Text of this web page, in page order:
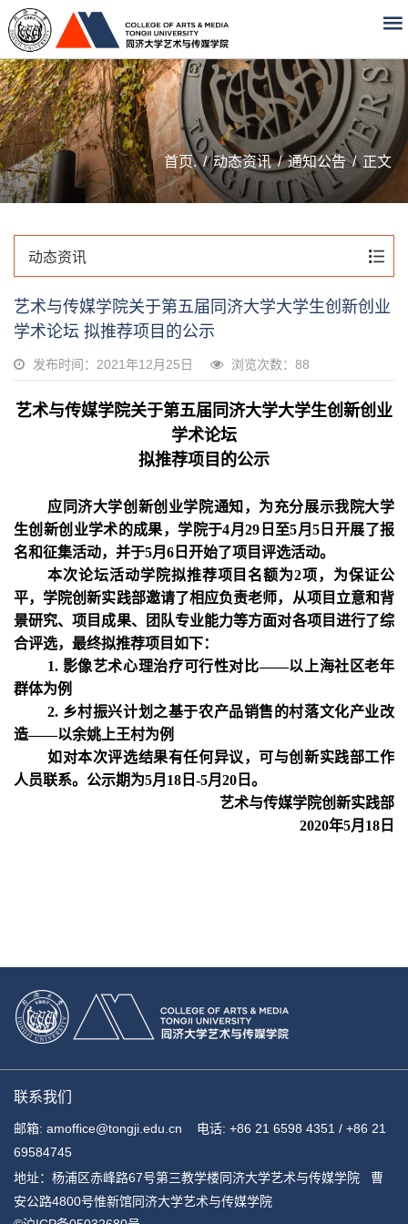
首页./动态资讯/通知公告/正文
动态资讯
艺术与传媒学院关于第五届同济大学大学生创新创业
学术论坛 拟推荐项目的公示
发布时间：2021年12月25日 浏览次数： 88
艺术与传媒学院关于第五届同济大学大学生创新创业
学术论坛
拟推荐项目的公示
应同济大学创新创业学院通知，为充分展示我院大学
生创新创业学术的成果，学院于4月29日至5月5日开展了报
名和征集活动，并于5月6日开始了项目评选活动。
本次论坛活动学院拟推荐项目名额为2项，为保证公
平，学院创新实践部邀请了相应负责老师，从项目立意和背
景研究、项目成果、团队专业能力等方面对各项目进行了综
合评选，最终拟推荐项目如下：
1. 影像艺术心理治疗可行性对比——以上海社区老年
群体为例
2. 乡村振兴计划之基于农产品销售的村落文化产业改
造——以余姚上王村为例
如对本次评选结果有任何异议，可与创新实践部工作
人员联系。公示期为5月18日-5月20日。
艺术与传媒学院创新实践部
2020年5月18日
联系我们
邮箱: amoffice@tongji.edu.cn 电话: +86 21 6598 4351 / +86 21
69584745
地址：杨浦区赤峰路67号第三教学楼同济大学艺术与传媒学院 曹
安公路4800号惟新馆同济大学艺术与传媒学院